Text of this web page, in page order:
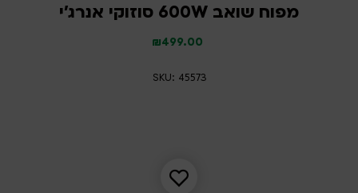
מפוח שואב 600W סוזוקי אנרג’י
499.00
₪
SKU: 45573